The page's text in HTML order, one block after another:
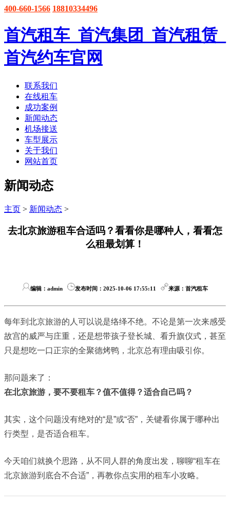
400-660-1566 18810334496
首汽租车_首汽集团_首汽租赁_
首汽约车官网
联系我们
在线租车
成功案例
新闻动态
机场接送
车型展示
关于我们
网站首页
新闻动态
主页 > 新闻动态 >
去北京旅游租车合适吗？看看你是哪种人，看看怎
么租最划算！
编辑：admin 发布时间：2025-10-06 17:55:11 来源：首汽租车
每年到北京旅游的人可以说是络绎不绝。不论是第一次来感受
故宫的威严与庄重，还是想带孩子登长城、看升旗仪式，甚至
只是想吃一口正宗的全聚德烤鸭，北京总有理由吸引你。
那问题来了：
在北京旅游，要不要租车？值不值得？适合自己吗？
其实，这个问题没有绝对的“是”或“否”，关键看你属于哪种出
行类型，是否适合租车。
今天咱们就换个思路，从不同人群的角度出发，聊聊“租车在
北京旅游到底合不合适”，再教你点实用的租车小攻略。